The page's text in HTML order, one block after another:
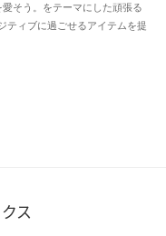
そう。をテーマにした頑張る
ティブに過ごせるアイテムを提
ス